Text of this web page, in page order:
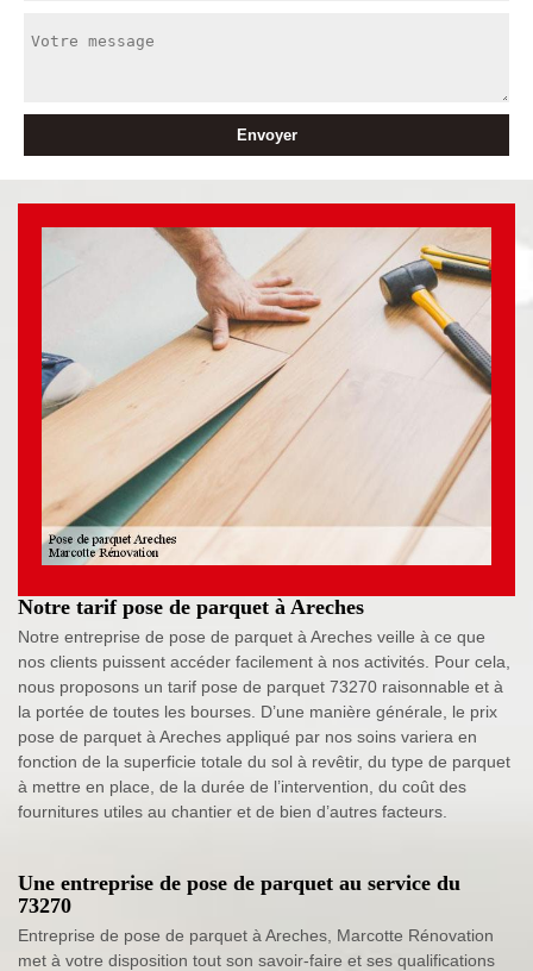
Notre tarif pose de parquet à Areches
Notre entreprise de pose de parquet à Areches veille à ce que
nos clients puissent accéder facilement à nos activités. Pour cela,
nous proposons un tarif pose de parquet 73270 raisonnable et à
la portée de toutes les bourses. D’une manière générale, le prix
pose de parquet à Areches appliqué par nos soins variera en
fonction de la superficie totale du sol à revêtir, du type de parquet
à mettre en place, de la durée de l’intervention, du coût des
fournitures utiles au chantier et de bien d’autres facteurs.
Une entreprise de pose de parquet au service du
73270
Entreprise de pose de parquet à Areches, Marcotte Rénovation
met à votre disposition tout son savoir-faire et ses qualifications